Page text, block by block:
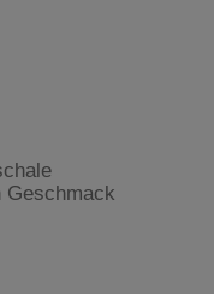
Geschmack